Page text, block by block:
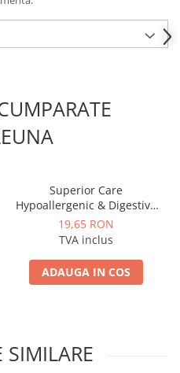
Superior Care
Hypoallergenic & Digestive
Care with Salmon (110g)
19,65 RON
TVA inclus
ADAUGA IN COS
SIMILARE